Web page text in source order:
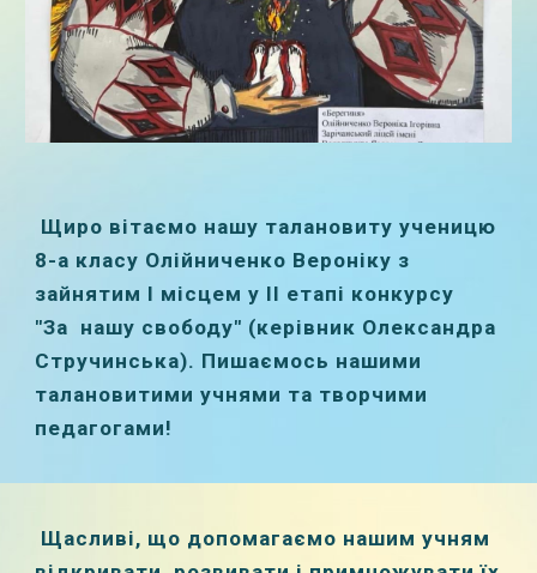
Щиро вітаємо нашу талановиту ученицю
8-а класу Олійниченко Вероніку з
зайнятим І місцем у ІІ етапі конкурсу
"За нашу свободу" (керівник Олександра
Стручинська). Пишаємось нашими
талановитими учнями та творчими
педагогами!
Щасливі, що допомагаємо нашим учням